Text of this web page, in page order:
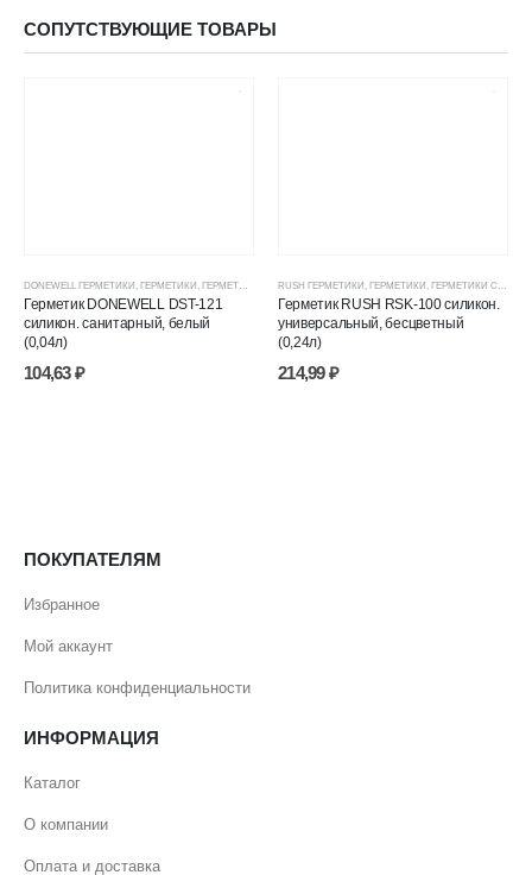
СОПУТСТВУЮЩИЕ ТОВАРЫ
DONEWELL ГЕРМЕТИКИ ГЕРМЕТИКИ ГЕРМЕТИКИ СИЛИКОНОВЫЕ ,ГЕРМЕТИКИ, КЛЕИ, ПЕНЫ,ЦЕНОВЫЕ
Герметик DONEWELL DST-121
силикон. санитарный, белый
(0,04л)
104,63₽
RUSH ГЕРМЕТИКИ ГЕРМЕТИКИ ГЕРМЕТИКИ СИЛИКОНОВЫЕ
Герметик RUSH RSK-100 силикон.
универсальный, бесцветный
(0,24л)
214,99₽
ПОКУПАТЕЛЯМ
Избранное
Мой аккаунт
Политика конфиденциальности
ИНФОРМАЦИЯ
Каталог
О компании
Оплата и доставка